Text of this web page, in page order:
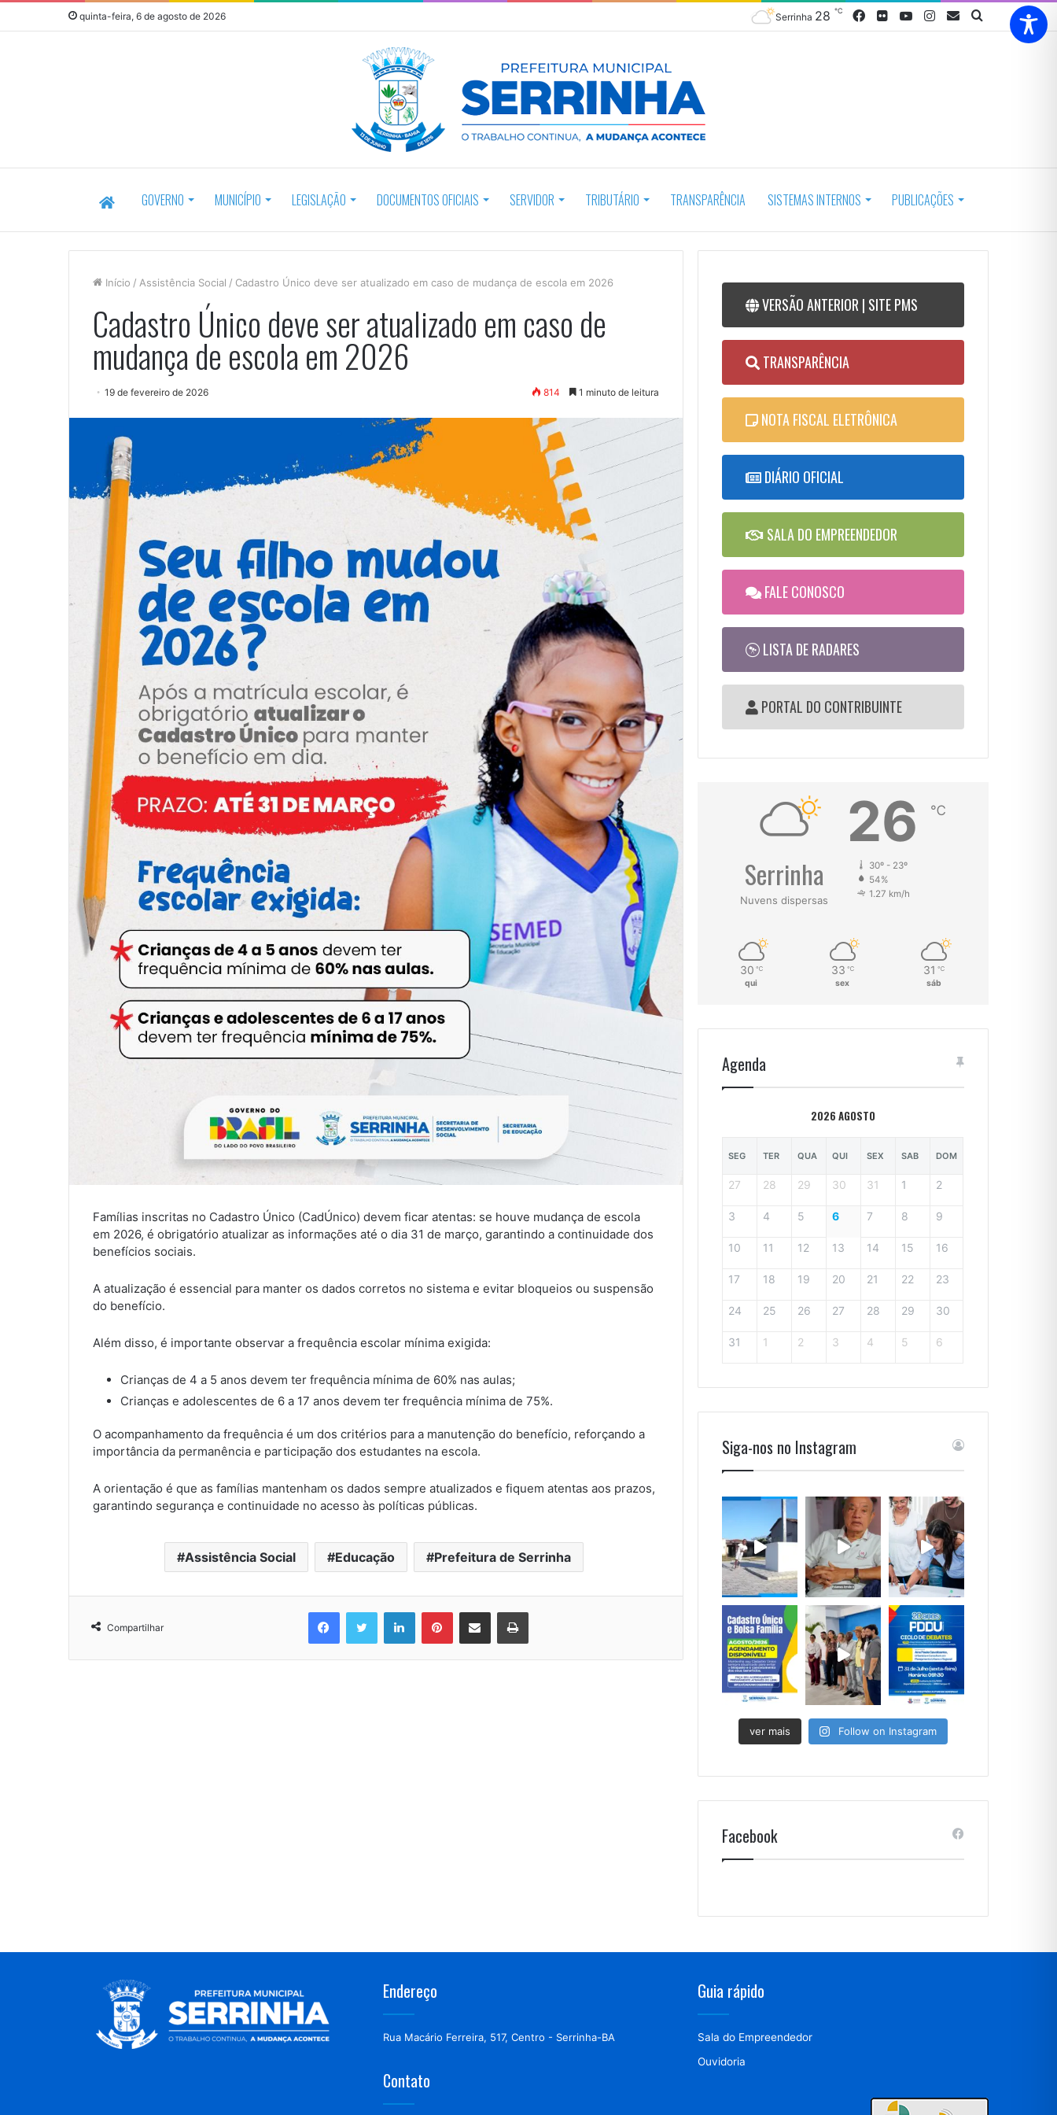
quinta-feira, 6 de agosto de 2026
Procurar
Webmail
Instagram
YouTube
Flickr
Facebook
Serrinha 28 ℃
GOVERNO MUNICÍPIO LEGISLAÇÃO DOCUMENTOS OFICIAIS SERVIDOR TRIBUTÁRIO TRANSPARÊNCIA SISTEMAS INTERNOS PUBLICAÇÕES
Início / Assistência Social / Cadastro Único deve ser atualizado em caso de mudança de escola em 2026
Cadastro Único deve ser atualizado em caso de
mudança de escola em 2026
19 de fevereiro de 2026 814 1 minuto de leitura
Famílias inscritas no Cadastro Único (CadÚnico) devem ficar atentas: se houve mudança de escola
em 2026, é obrigatório atualizar as informações até o dia 31 de março, garantindo a continuidade dos
benefícios sociais.
A atualização é essencial para manter os dados corretos no sistema e evitar bloqueios ou suspensão
do benefício.
Além disso, é importante observar a frequência escolar mínima exigida:
Crianças de 4 a 5 anos devem ter frequência mínima de 60% nas aulas;
Crianças e adolescentes de 6 a 17 anos devem ter frequência mínima de 75%.
O acompanhamento da frequência é um dos critérios para a manutenção do benefício, reforçando a
importância da permanência e participação dos estudantes na escola.
A orientação é que as famílias mantenham os dados sempre atualizados e fiquem atentas aos prazos,
garantindo segurança e continuidade no acesso às políticas públicas.
Assistência Social Educação Prefeitura de Serrinha
Compartilhar
Facebook Twitter Linkedin Pinterest Compartilhar via e-mail Imprimir
VERSÃO ANTERIOR | SITE PMS
TRANSPARÊNCIA
NOTA FISCAL ELETRÔNICA
DIÁRIO OFICIAL
SALA DO EMPREENDEDOR
FALE CONOSCO
LISTA DE RADARES
PORTAL DO CONTRIBUINTE
Serrinha
Nuvens dispersas
26 ℃
30º - 23º
54%
1.27 km/h
30 ℃
qui
33 ℃
sex
31 ℃
sáb
Agenda
2026 AGOSTO
SEG TER QUA QUI SEX SAB DOM
27 28 29 30 31 1 2
3 4 5 6 7 8 9
10 11 12 13 14 15 16
17 18 19 20 21 22 23
24 25 26 27 28 29 30
31 1 2 3 4 5 6
Siga-nos no Instagram
ver mais Follow on Instagram
Facebook
Endereço
Rua Macário Ferreira, 517, Centro - Serrinha-BA
Contato
Guia rápido
Sala do Empreendedor
Ouvidoria